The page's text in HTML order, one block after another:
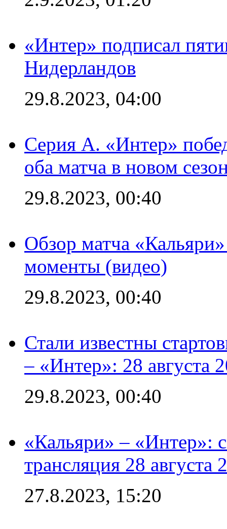
«Интер» подписал
Нидерландов
29.8.2023, 04:00
Серия А. «Интер»
оба матча в новом
29.8.2023, 00:40
Обзор матча
моменты (видео)
29.8.2023, 00:40
Стали известны
– «Интер»: 28 августа
29.8.2023, 00:40
«Кальяри» – «Интер»:
трансляция 28 августа
27.8.2023, 15:20